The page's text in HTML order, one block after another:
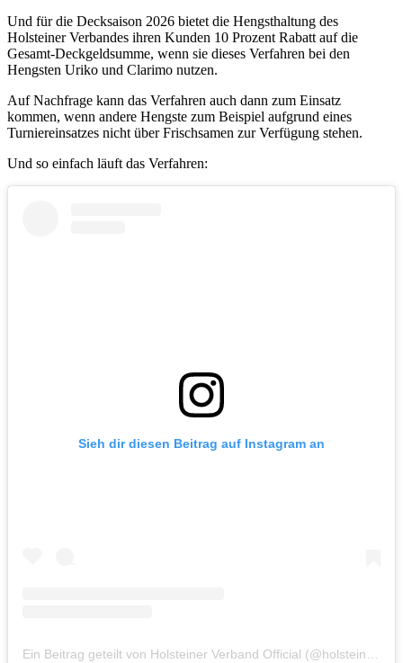
Und für die Decksaison 2026 bietet die Hengsthaltung des
Holsteiner Verbandes ihren Kunden 10 Prozent Rabatt auf die
Gesamt-Deckgeldsumme, wenn sie dieses Verfahren bei den
Hengsten Uriko und Clarimo nutzen.
Auf Nachfrage kann das Verfahren auch dann zum Einsatz
kommen, wenn andere Hengste zum Beispiel aufgrund eines
Turniereinsatzes nicht über Frischsamen zur Verfügung stehen.
Und so einfach läuft das Verfahren:
Sieh dir diesen Beitrag auf Instagram an
Ein Beitrag geteilt von Holsteiner Verband Official (@holsteinerverbandofficial)